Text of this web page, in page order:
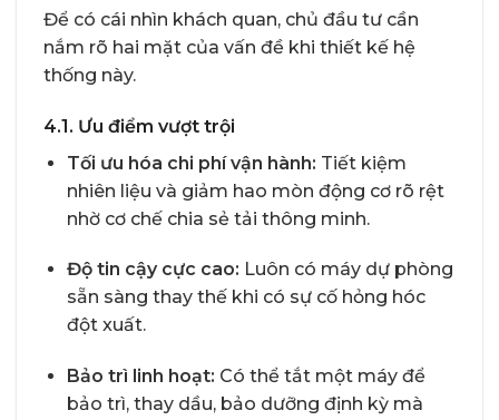
Để có cái nhìn khách quan, chủ đầu tư cần
nắm rõ hai mặt của vấn đề khi thiết kế hệ
thống này.
4.1. Ưu điểm vượt trội
Tối ưu hóa chi phí vận hành: Tiết kiệm
nhiên liệu và giảm hao mòn động cơ rõ rệt
nhờ cơ chế chia sẻ tải thông minh.
Độ tin cậy cực cao: Luôn có máy dự phòng
sẵn sàng thay thế khi có sự cố hỏng hóc
đột xuất.
Bảo trì linh hoạt: Có thể tắt một máy để
bảo trì, thay dầu, bảo dưỡng định kỳ mà